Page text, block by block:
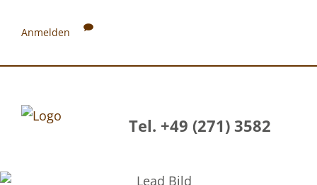
Anmelden
Tel. +49 (271) 3582